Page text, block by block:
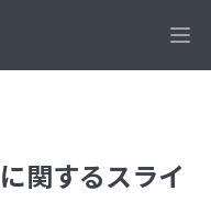
関するスライ